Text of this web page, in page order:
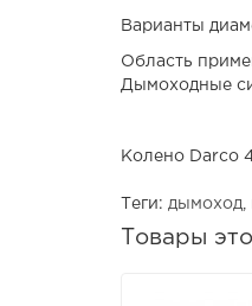
Варианты
Область
Дымоходные
Колено Darco
Теги: дымоход
Товары